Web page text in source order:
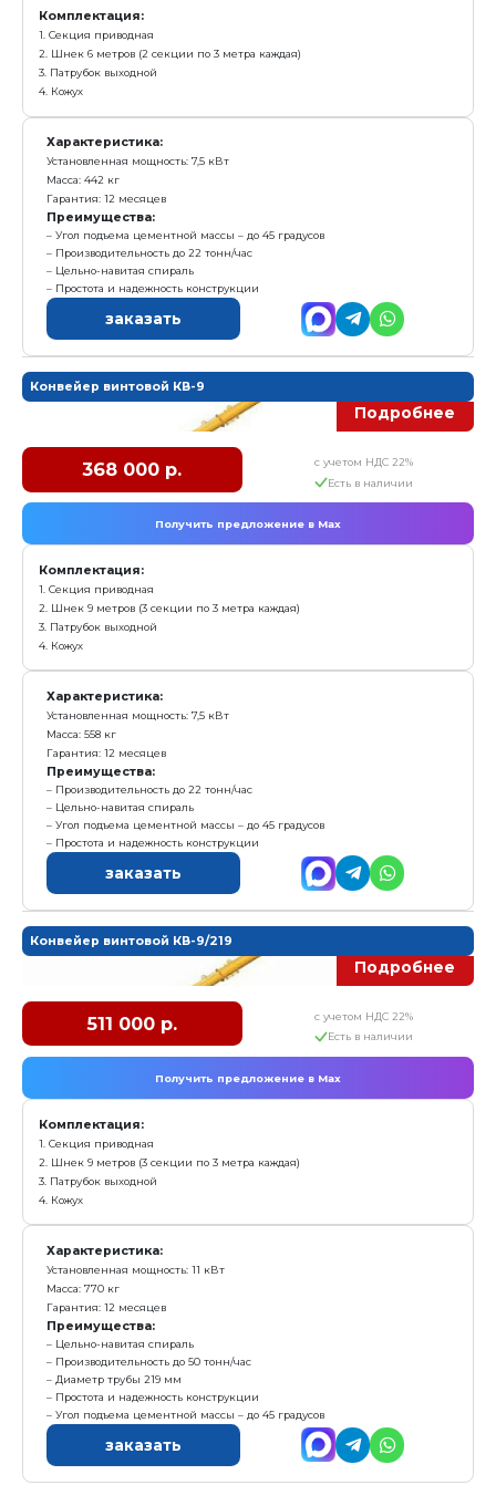
Производительность до 22 тонн/час
Простота и надежность конструкции
Угол подъема цементной массы – до 45 градусов
заказать
Конвейер винтовой КВ-6
286 000 р.
Получить предложение в
Комплектация:
3. Патрубок выходной
4. Кожух
Характеристика:
Установленная мощность: 7,5 кВт
Масса: 442 кг
Гарантия: 12 месяцев
Преимущества:
Угол подъема цементной массы – до 45 градусов
Производительность до 22 тонн/час
Цельно-навитая спираль
Простота и надежность конструкции
заказать
Конвейер винтовой КВ-9
368 000 р.
Получить предложение в
Комплектация:
1. Секция приводная
2. Шнек 9 метров (3 секции по 3 метра каждая)
3. Патрубок выходной
4. Кожух
Характеристика: